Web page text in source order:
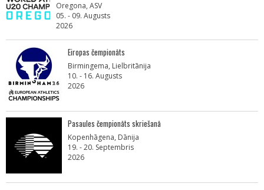
Oregona, ASV
05. - 09. Augusts
2026
Eiropas čempionāts
Birmingema, Lielbritānija
10. - 16. Augusts
2026
Pasaules čempionāts skriešanā
Kopenhāgena, Dānija
19. - 20. Septembris
2026